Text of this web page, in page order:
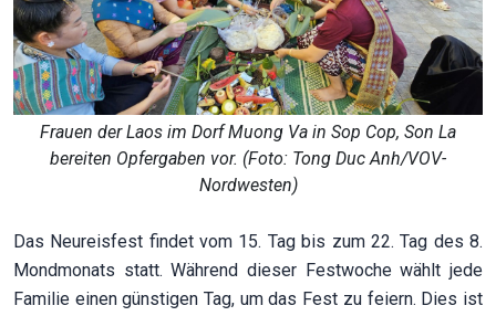
Frauen der Laos im Dorf Muong Va in Sop Cop, Son La
bereiten Opfergaben vor. (Foto: Tong Duc Anh/VOV-
Nordwesten)
Das Neureisfest findet vom 15. Tag bis zum 22. Tag des 8.
Mondmonats statt. Während dieser Festwoche wählt jede
Familie einen günstigen Tag, um das Fest zu feiern. Dies ist